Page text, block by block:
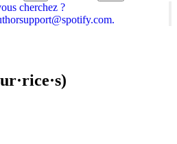
cherchez ?